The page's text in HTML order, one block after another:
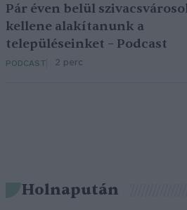
Pár éven belül
kellene alakítanunk a
településeinket – Podcast
PODCAST 2 perc
Holnapután